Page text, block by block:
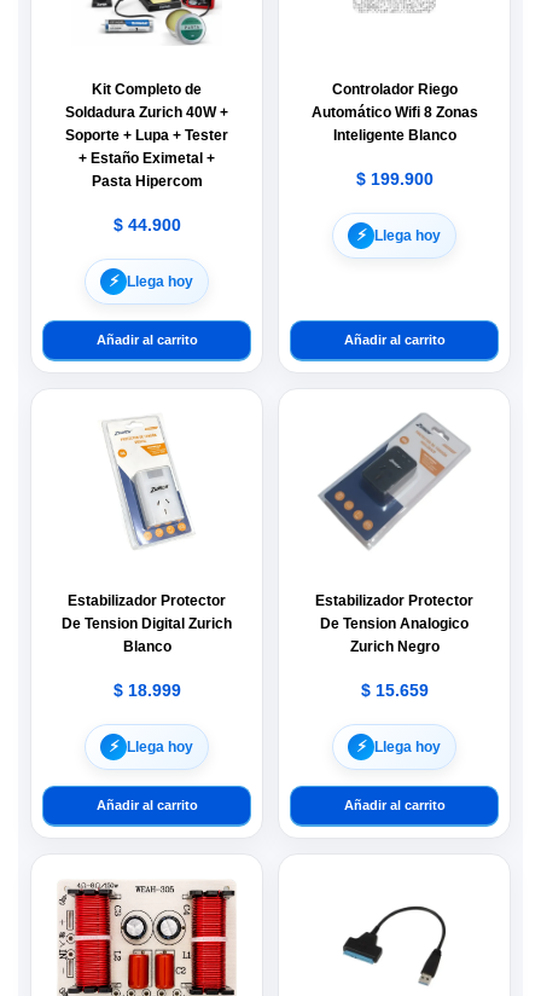
Kit Completo de
Soldadura Zurich 40W +
Soporte + Lupa + Tester
+ Estaño Eximetal +
Pasta Hipercom
$44.900
⚡︎ Llega hoy
Añadir al carrito
Controlador Riego
Automático Wifi 8 Zonas
Inteligente Blanco
$199.900
⚡︎ Llega hoy
Añadir al carrito
Estabilizador Protector
De Tension Digital Zurich
Blanco
$18.999
⚡︎ Llega hoy
Añadir al carrito
Estabilizador Protector
De Tension Analogico
Zurich Negro
$15.659
⚡︎ Llega hoy
Añadir al carrito